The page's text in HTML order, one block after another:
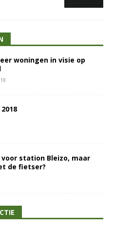
woningen in visie op
station Bleizo, maar
de fietser?